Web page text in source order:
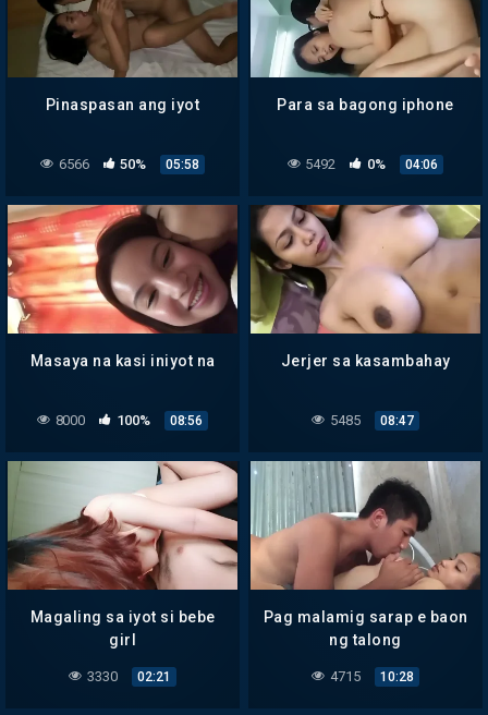
Pinaspasan ang iyot
6566 50% 05:58
Para sa bagong iphone
5492 0% 04:06
Masaya na kasi iniyot na
8000 100% 08:56
Jerjer sa kasambahay
5485 08:47
Magaling sa iyot si bebe
girl
3330 02:21
Pag malamig sarap e baon
ng talong
4715 10:28